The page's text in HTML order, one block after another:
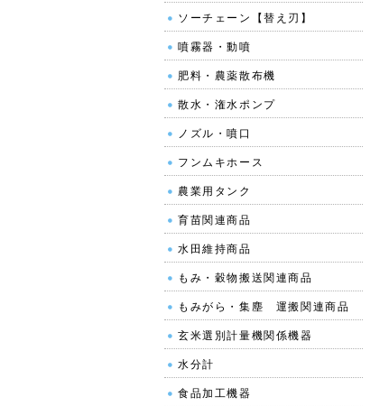
ソーチェーン【替え刃】
噴霧器・動噴
肥料・農薬散布機
散水・潅水ポンプ
ノズル・噴口
フンムキホース
農業用タンク
育苗関連商品
水田維持商品
もみ・穀物搬送関連商品
もみがら・集塵 運搬関連商品
玄米選別計量機関係機器
水分計
食品加工機器